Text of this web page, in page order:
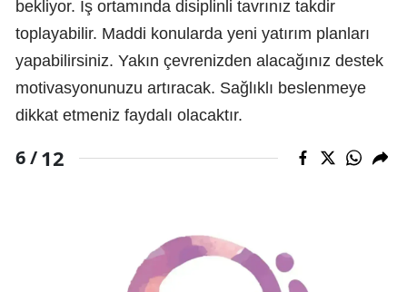
bekliyor. İş ortamında disiplinli tavrınız takdir
toplayabilir. Maddi konularda yeni yatırım planları
yapabilirsiniz. Yakın çevrenizden alacağınız destek
motivasyonunuzu artıracak. Sağlıklı beslenmeye
dikkat etmeniz faydalı olacaktır.
6 /12